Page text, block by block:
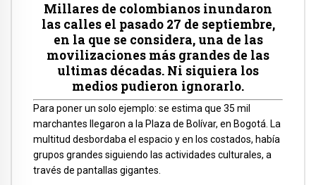
Millares de colombianos inundaron
las calles el pasado 27 de septiembre,
en la que se considera, una de las
movilizaciones más grandes de las
ultimas décadas. Ni siquiera los
medios pudieron ignorarlo.
Para poner un solo ejemplo: se estima que 35 mil
marchantes llegaron a la Plaza de Bolívar, en Bogotá. La
multitud desbordaba el espacio y en los costados, había
grupos grandes siguiendo las actividades culturales, a
través de pantallas gigantes.